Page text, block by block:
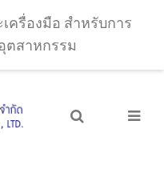
ครื่องมือ สำหรับการ
ตสาหกรรม